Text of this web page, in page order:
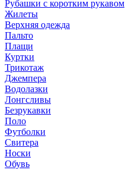
Рубашки с коротким рукавом
Жилеты
Верхняя одежда
Пальто
Плащи
Куртки
Трикотаж
Джемпера
Водолазки
Лонгсливы
Безрукавки
Поло
Футболки
Свитера
Носки
Обувь